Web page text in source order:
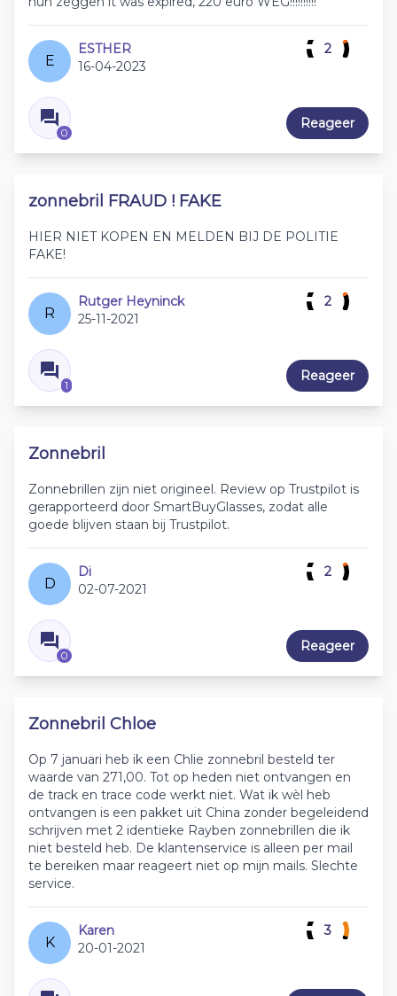
E
ESTHER
16-04-2023
0
2
Reageer
zonnebril FRAUD ! FAKE
HIER NIET KOPEN EN MELDEN BIJ DE POLITIE
FAKE!
R
Rutger Heyninck
25-11-2021
1
2
Reageer
Zonnebril
Zonnebrillen zijn niet origineel. Review op Trustpilot is
gerapporteerd door SmartBuyGlasses, zodat alle
goede blijven staan bij Trustpilot.
D
Di
02-07-2021
0
2
Reageer
Zonnebril Chloe
Op 7 januari heb ik een Chlie zonnebril besteld ter
waarde van 271,00. Tot op heden niet ontvangen en
de track en trace code werkt niet. Wat ik wèl heb
ontvangen is een pakket uit China zonder begeleidend
schrijven met 2 identieke Rayben zonnebrillen die ik
niet besteld heb. De klantenservice is alleen per mail
te bereiken maar reageert niet op mijn mails. Slechte
service.
K
Karen
20-01-2021
3